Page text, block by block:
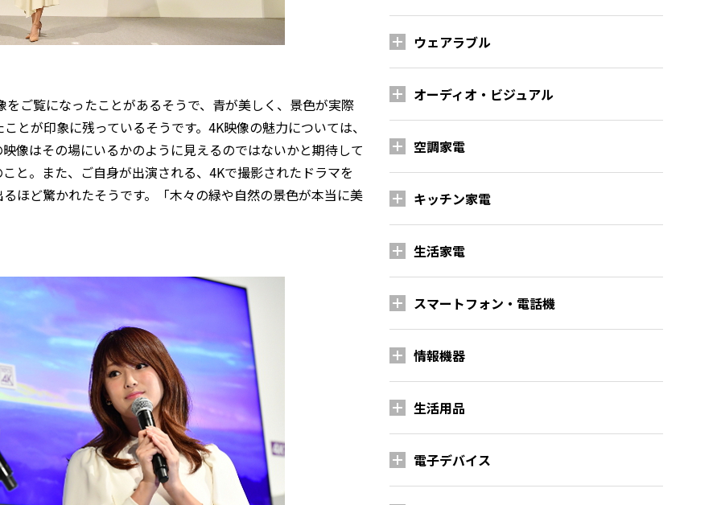
ご覧になったことがあるそうで、青が美しく、景色が実際
とが印象に残っているそうです。4K映像の魅力については、
像はその場にいるかのように見えるのではないかと期待して
と。また、ご自身が出演される、4Kで撮影されたドラマを
ほど驚かれたそうです。「木々の緑や自然の景色が本当に美
ウェアラブル
オーディオ・ビジュアル
空調家電
キッチン家電
生活家電
スマートフォン・電話機
情報機器
生活用品
電子デバイス